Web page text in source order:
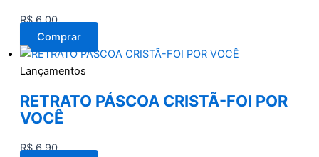
R$6,00
Comprar
Lançamentos
RETRATO PÁSCOA CRISTÃ-FOI POR
VOCÊ
R$6,90